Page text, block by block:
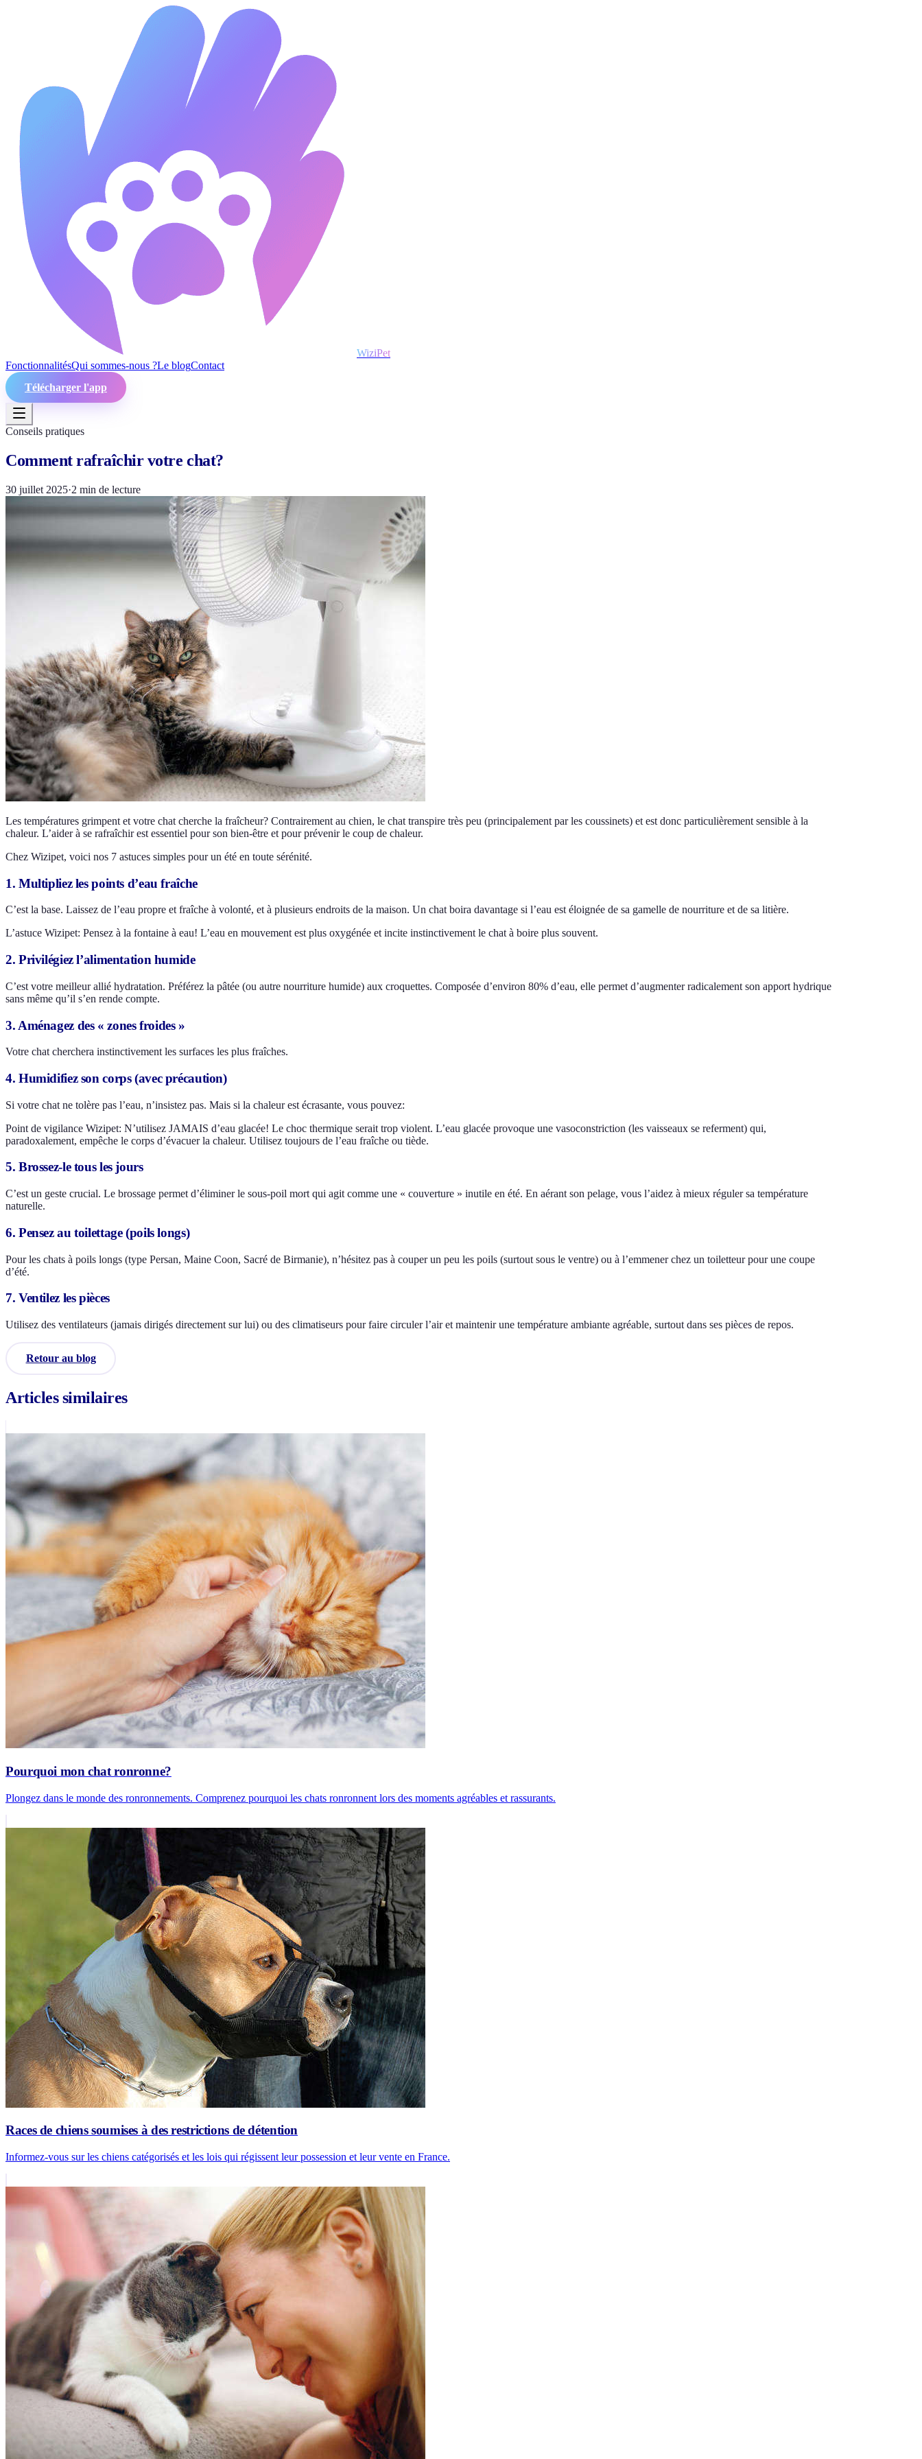
WiziPet
FonctionnalitésQui sommes-nous ?Le blogContact
Télécharger l'app
Conseils pratiques
Comment rafraîchir votre chat?
30 juillet 2025·2 min de lecture
Les températures grimpent et votre chat cherche la fraîcheur? Contrairement au chien, le chat transpire très peu (principalement par les coussinets) et est donc particulièrement sensible à la
chaleur. L’aider à se rafraîchir est essentiel pour son bien-être et pour prévenir le coup de chaleur.
Chez Wizipet, voici nos 7 astuces simples pour un été en toute sérénité.
1. Multipliez les points d’eau fraîche
C’est la base. Laissez de l’eau propre et fraîche à volonté, et à plusieurs endroits de la maison. Un chat boira davantage si l’eau est éloignée de sa gamelle de nourriture et de sa litière.
L’astuce Wizipet: Pensez à la fontaine à eau! L’eau en mouvement est plus oxygénée et incite instinctivement le chat à boire plus souvent.
2. Privilégiez l’alimentation humide
C’est votre meilleur allié hydratation. Préférez la pâtée (ou autre nourriture humide) aux croquettes. Composée d’environ 80% d’eau, elle permet d’augmenter radicalement son apport hydrique
sans même qu’il s’en rende compte.
3. Aménagez des « zones froides »
Votre chat cherchera instinctivement les surfaces les plus fraîches.
4. Humidifiez son corps (avec précaution)
Si votre chat ne tolère pas l’eau, n’insistez pas. Mais si la chaleur est écrasante, vous pouvez:
Point de vigilance Wizipet: N’utilisez JAMAIS d’eau glacée! Le choc thermique serait trop violent. L’eau glacée provoque une vasoconstriction (les vaisseaux se referment) qui,
paradoxalement, empêche le corps d’évacuer la chaleur. Utilisez toujours de l’eau fraîche ou tiède.
5. Brossez-le tous les jours
C’est un geste crucial. Le brossage permet d’éliminer le sous-poil mort qui agit comme une « couverture » inutile en été. En aérant son pelage, vous l’aidez à mieux réguler sa température
naturelle.
6. Pensez au toilettage (poils longs)
Pour les chats à poils longs (type Persan, Maine Coon, Sacré de Birmanie), n’hésitez pas à couper un peu les poils (surtout sous le ventre) ou à l’emmener chez un toiletteur pour une coupe
d’été.
7. Ventilez les pièces
Utilisez des ventilateurs (jamais dirigés directement sur lui) ou des climatiseurs pour faire circuler l’air et maintenir une température ambiante agréable, surtout dans ses pièces de repos.
Retour au blog
Articles similaires
Pourquoi mon chat ronronne?
Plongez dans le monde des ronronnements. Comprenez pourquoi les chats ronronnent lors des moments agréables et rassurants.
Races de chiens soumises à des restrictions de détention
Informez-vous sur les chiens catégorisés et les lois qui régissent leur possession et leur vente en France.